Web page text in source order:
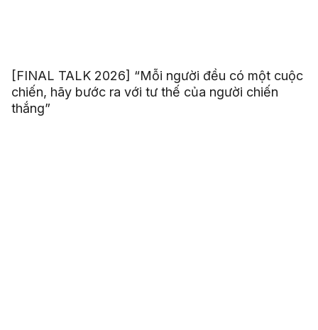
[FINAL TALK 2026] “Mỗi người đều có một cuộc
chiến, hãy bước ra với tư thế của người chiến
thắng”